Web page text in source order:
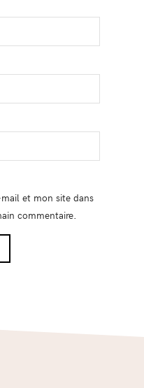
et mon site dans
commentaire.